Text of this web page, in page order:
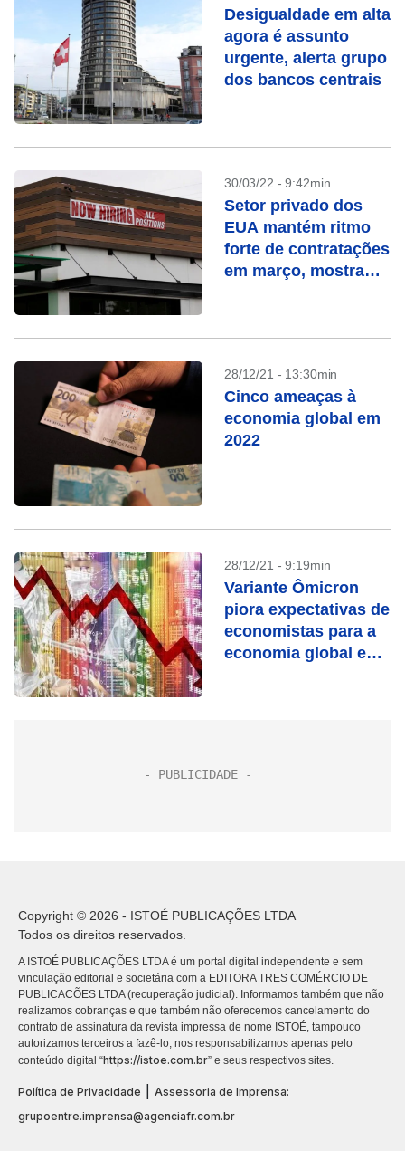
Desigualdade em alta
agora é assunto
urgente, alerta grupo
dos bancos centrais
30/03/22 - 9:42min
Setor privado dos
EUA mantém ritmo
forte de contratações
em março, mostra
28/12/21 - 13:30min
Cinco ameaças à
economia global em
2022
28/12/21 - 9:19min
Variante Ômicron
piora expectativas de
economistas para a
economia global em
Copyright © 2026 - ISTOÉ PUBLICAÇÕES LTDA
Todos os direitos reservados.
A ISTOÉ PUBLICAÇÕES LTDA é um portal digital independente e sem
vinculação editorial e societária com a EDITORA TRES COMÉRCIO DE
PUBLICACÕES LTDA (recuperação judicial). Informamos também que não
realizamos cobranças e que também não oferecemos cancelamento do
contrato de assinatura da revista impressa de nome ISTOÉ, tampouco
autorizamos terceiros a fazê-lo, nos responsabilizamos apenas pelo
conteúdo digital “https://istoe.com.br” e seus respectivos sites.
Política de Privacidade
Assessoria de Imprensa:
grupoentre.imprensa@agenciafr.com.br